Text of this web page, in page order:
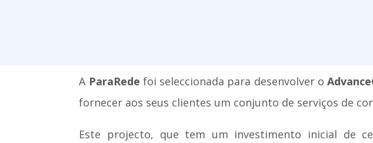
A ParaRede foi seleccionada para desenvolver o
fornecer aos seus clientes um conjunto de serviços de
Este projecto, que tem um investimento inicial de